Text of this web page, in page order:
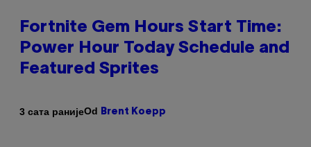
Fortnite Gem Hours Start Time:
Power Hour Today Schedule and
Featured Sprites
3 сата ранијеOd Brent Koepp